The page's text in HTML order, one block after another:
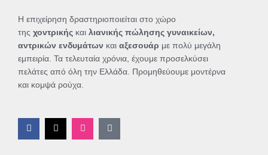
Η επιχείρηση δραστηριοποιείται στο χώρο
της χοντρικής και λιανικής πώλησης γυναικείων,
αντρικών ενδυμάτων και αξεσουάρ με πολύ μεγάλη
εμπειρία. Τα τελευταία χρόνια, έχουμε προσελκύσει
πελάτες από όλη την Ελλάδα. Προμηθεύουμε μοντέρνα
και κομψά ρούχα.
F
a
c
X
-
t
I
n
s
T
i
k